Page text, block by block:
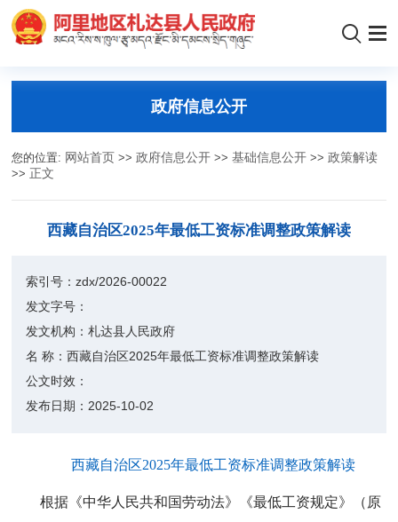
政府信息公开
您的位置: 网站首页 >>政府信息公开 >>基础信息公开 >>政策解读
>> 正文
西藏自治区2025年最低工资标准调整政策解读
索引号：zdx/2026-00022
发文字号：
发文机构：札达县人民政府
名 称：西藏自治区2025年最低工资标准调整政策解读
公文时效：
发布日期： 2025-10-02
西藏自治区2025年最低工资标准调整政策解读
根据《中华人民共和国劳动法》《最低工资规定》（原